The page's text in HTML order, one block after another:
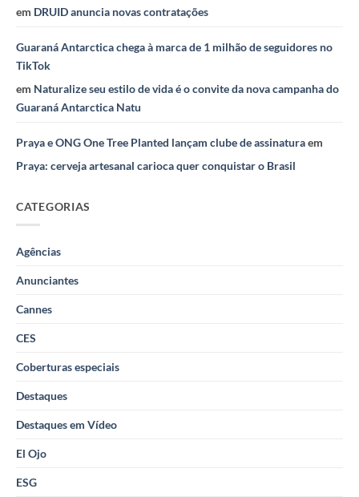
em DRUID anuncia novas contratações
Guaraná Antarctica chega à marca de 1 milhão de seguidores no
TikTok
em Naturalize seu estilo de vida é o convite da nova campanha do
Guaraná Antarctica Natu
Praya e ONG One Tree Planted lançam clube de assinaturaem
Praya: cerveja artesanal carioca quer conquistar o Brasil
CATEGORIAS
Agências
Anunciantes
Cannes
CES
Coberturas especiais
Destaques
Destaques em Vídeo
El Ojo
ESG